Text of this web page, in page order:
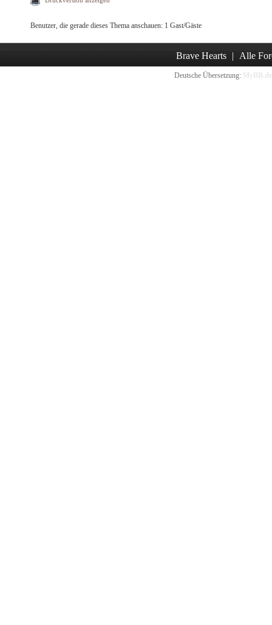
Benutzer, die gerade dieses Thema anschauen: 1 Gast/Gäste
Brave Hearts | Alle
Deutsche Übersetzung: MyBB.de